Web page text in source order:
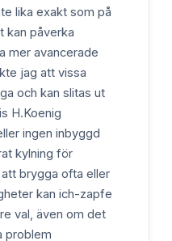
lika exakt som på
kan påverka
mer avancerade
jag att vissa
och kan slitas ut
H.Koenig
ingen inbyggd
kylning för
brygga ofta eller
kan ich-zapfe
val, även om det
problem